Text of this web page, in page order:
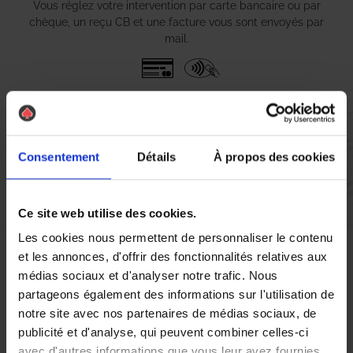
Consentement Détails À propos des cookies
Ce site web utilise des cookies.
Les cookies nous permettent de personnaliser le contenu
et les annonces, d'offrir des fonctionnalités relatives aux
médias sociaux et d'analyser notre trafic. Nous
partageons également des informations sur l'utilisation de
notre site avec nos partenaires de médias sociaux, de
publicité et d'analyse, qui peuvent combiner celles-ci
Vous réglez votre intervention par carte bancaire ou par
chèque, un reçu CB et une facture vous sont envoyés par
mail.
Etape 5 :
avec l’équipe AS DE PIC.
Nous avons pensé à tout
À La-Chaussée-Saint-Victor, la lutte contre les nuisibles est une
préoccupation majeure pour de nombreux foyers. Si vous êtes